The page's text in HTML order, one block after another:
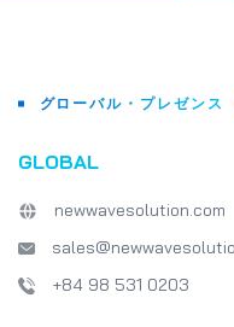
グローバル・プレゼンス
GLOBAL
newwavesolution.com
+84 98 531 0203